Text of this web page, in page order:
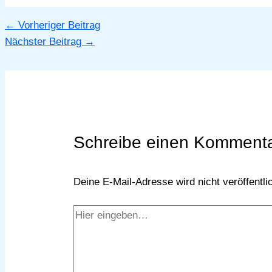
← Vorheriger Beitrag
Nächster Beitrag →
Schreibe einen
Deine E-Mail-Adresse wird nicht
Hier